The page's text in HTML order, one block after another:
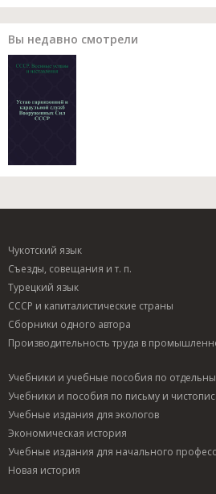
Вы недавно смотрели
Чукотский язык
Съезды, совещания и т. п.
Турецкий язык
СССР и капиталистические страны
Сборники одного автора
Производительность труда в
Учебники и учебные пособия по
Учебники и пособия по письму и
Учебные издания для экологов
Экономическая история
Учебные издания для начального
Новая история